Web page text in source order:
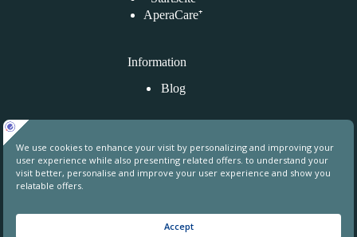
AperaCare⁺
Information
Blog
Kontaktiere uns
Uphill Towers, A76, Ataşehir, İstanbul, Turkey
+90 850 241 70 78